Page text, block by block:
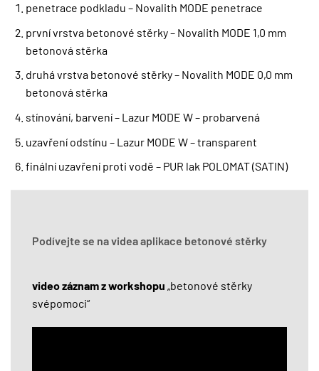
penetrace podkladu – Novalith MODE penetrace
první vrstva betonové stěrky – Novalith MODE 1,0 mm
betonová stěrka
druhá vrstva betonové stěrky – Novalith MODE 0,0 mm
betonová stěrka
stínování, barvení – Lazur MODE W – probarvená
uzavření odstínu – Lazur MODE W – transparent
finální uzavření proti vodě – PUR lak POLOMAT (SATIN)
Podívejte se na videa aplikace betonové stěrky
video záznam z workshopu „betonové stěrky
svépomoci“